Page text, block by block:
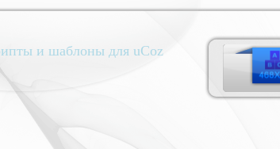
и шаблоны для uCoz